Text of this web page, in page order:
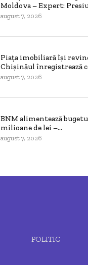
Moldova – Expert:
august 7, 2026
Piața imobiliară își
Chișinăul înregistrează
august 7, 2026
BNM alimentează
milioane de lei –...
august 7, 2026
POLITIC